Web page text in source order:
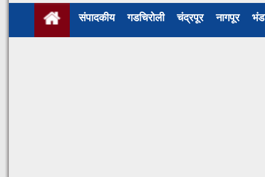
संपादकीय गडचिरोली चंद्रपूर नागपूर